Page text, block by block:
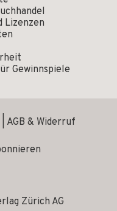
Lizenzen
Gewinnspiele
Zürich AG
AGB & Widerruf